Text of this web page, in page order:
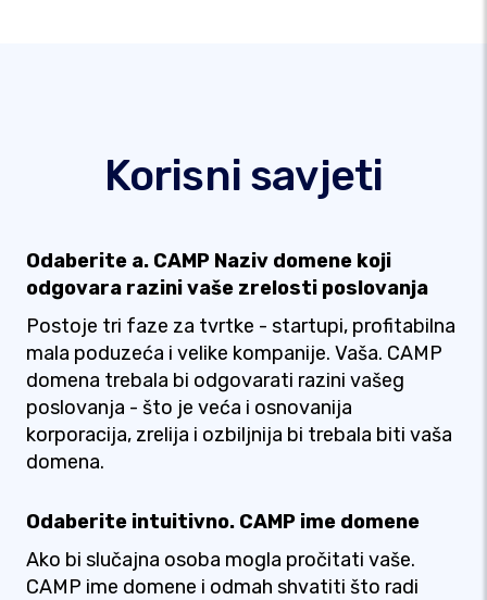
Korisni savjeti
Odaberite a. CAMP Naziv domene koji
odgovara razini vaše zrelosti poslovanja
Postoje tri faze za tvrtke - startupi, profitabilna
mala poduzeća i velike kompanije. Vaša. CAMP
domena trebala bi odgovarati razini vašeg
poslovanja - što je veća i osnovanija
korporacija, zrelija i ozbiljnija bi trebala biti vaša
domena.
Odaberite intuitivno. CAMP ime domene
Ako bi slučajna osoba mogla pročitati vaše.
CAMP ime domene i odmah shvatiti što radi